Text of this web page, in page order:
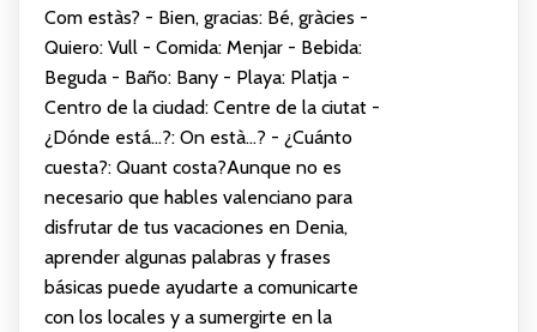
Com estàs? - Bien, gracias: Bé, gràcies -
Quiero: Vull - Comida: Menjar - Bebida:
Beguda - Baño: Bany - Playa: Platja -
Centro de la ciudad: Centre de la ciutat -
¿Dónde está...?: On està...? - ¿Cuánto
cuesta?: Quant costa?Aunque no es
necesario que hables valenciano para
disfrutar de tus vacaciones en Denia,
aprender algunas palabras y frases
básicas puede ayudarte a comunicarte
con los locales y a sumergirte en la